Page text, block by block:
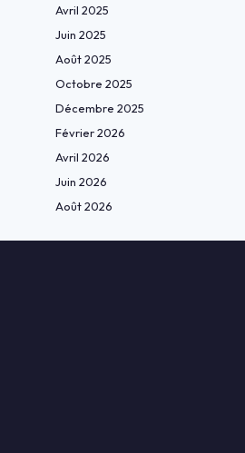
Avril 2025
Juin 2025
Août 2025
Octobre 2025
Décembre 2025
Février 2026
Avril 2026
Juin 2026
Août 2026